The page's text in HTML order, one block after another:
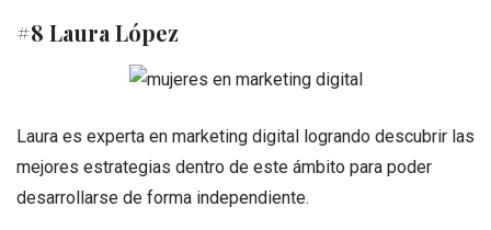
#8 Laura López
Laura es experta en marketing digital logrando descubrir las
mejores estrategias dentro de este ámbito para poder
desarrollarse de forma independiente.